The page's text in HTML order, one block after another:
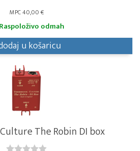
MPC 40,00 €
Raspoloživo odmah
u košaricu
The Robin DI box